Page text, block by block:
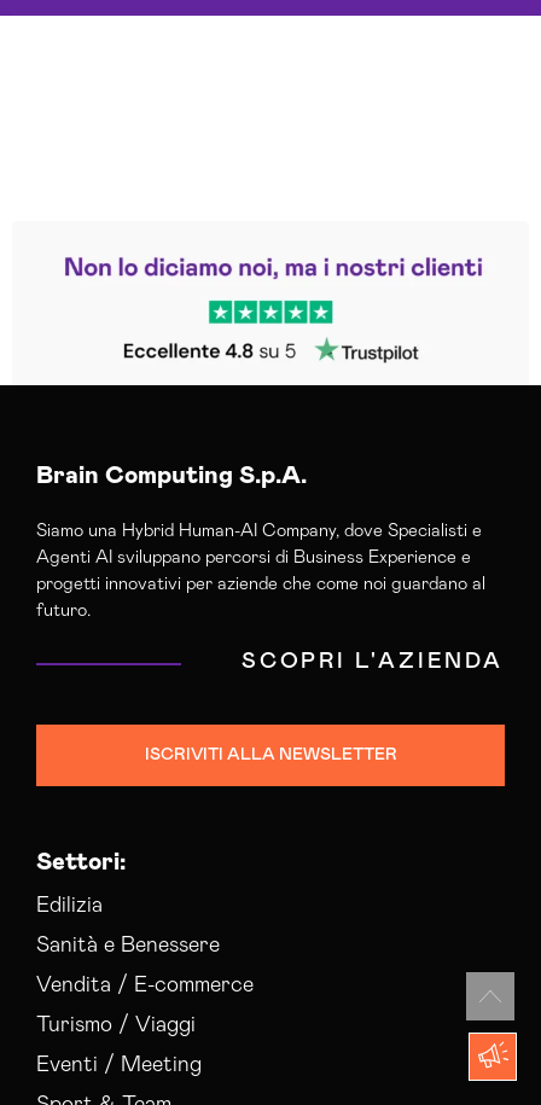
Trustpilot
Brain Computing S.p.A.
Siamo una Hybrid Human-AI Company, dove Specialisti e
Agenti AI sviluppano percorsi di Business Experience e
progetti innovativi per aziende che come noi guardano al
futuro.
SCOPRI L'AZIENDA
ISCRIVITI ALLA NEWSLETTER
Settori:
Edilizia
Sanità e Benessere
Vendita / E-commerce
Turismo / Viaggi
Eventi / Meeting